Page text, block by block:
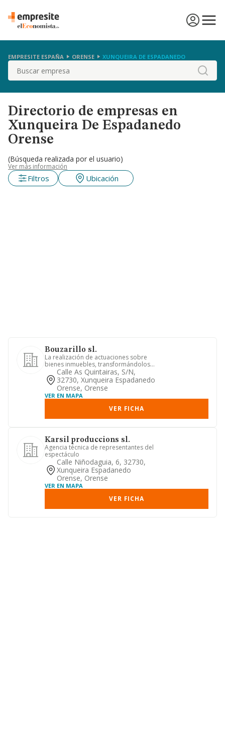
EMPRESITE ESPAÑA ORENSE XUNQUEIRA DE ESPADANEDO
Buscar
Directorio de empresas en
Xunqueira De Espadanedo
Orense
(Búsqueda realizada por el usuario)
Ver más información
Filtros Ubicación
Bouzarillo sl.
La realización de actuaciones sobre
bienes inmuebles, transformándolos
para mejorar sus característ...
Calle As Quintairas, S/n,
32730, Xunqueira Espadanedo
Orense, Orense
VER EN MAPA
VER FICHA
Karsil produccions sl.
Agencia técnica de representantes del
espectáculo
Calle Niñodaguia, 6, 32730,
Xunqueira Espadanedo
Orense, Orense
VER EN MAPA
VER FICHA